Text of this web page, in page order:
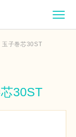
玉子巻芯30ST
30ST